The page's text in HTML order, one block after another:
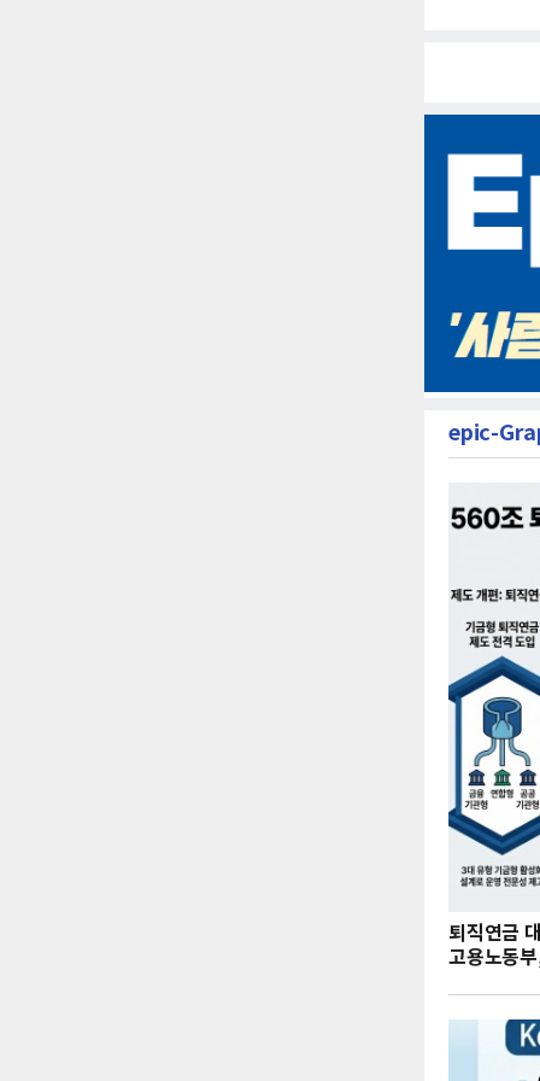
epic-
퇴직연금
고용노동